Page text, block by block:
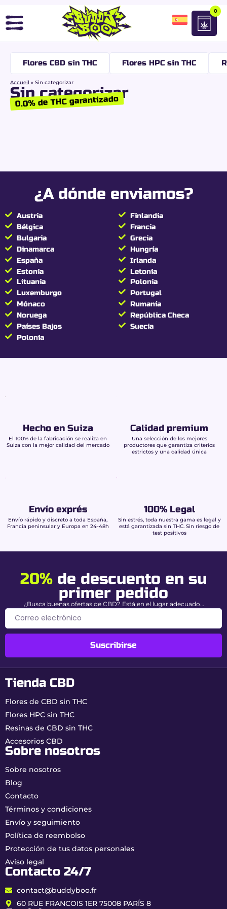
0
Flores CBD sin THC Flores HPC sin THC
Accueil » Sin categorizar
Sin categorizar
0.0% de THC garantizado
¿A dónde enviamos?
Austria
Bélgica
Bulgaria
Dinamarca
España
Estonia
Finlandia
Francia
Grecia
Hungría
Irlanda
Letonia
Lituania
Luxemburgo
Mónaco
Noruega
Países Bajos
Polonia
Polonia
Portugal
Rumanía
República Checa
Suecia
Hecho en Suiza
El 100% de la fabricación se realiza en
Suiza con la mejor calidad del mercado
Calidad premium
Una selección de los mejores
productores que garantiza criterios
estrictos y una calidad única
Envío exprés
Envío rápido y discreto a toda España,
Francia peninsular y Europa en 24-48h
100% Legal
Sin estrés, toda nuestra gama es legal y
está garantizada sin THC. Sin riesgo de
test positivos
20% de descuento en su
primer pedido
¿Busca buenas ofertas de CBD? Está en el lugar adecuado…
Suscribirse
Tienda CBD
Flores de CBD sin THC
Flores HPC sin THC
Resinas de CBD sin THC
Accesorios CBD
Contacto 24/7
contact@buddyboo.fr
60 RUE FRANCOIS 1ER 75008 PARÍS 8
Sobre nosotros
Sobre nosotros
Blog
Contacto
Términos y condiciones
Envío y seguimiento
Política de reembolso
Protección de tus datos personales
Aviso legal